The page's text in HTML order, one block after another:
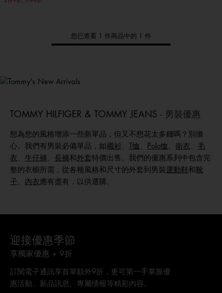
您已查看 1 件商品中的 1 件
TOMMY HILFIGER & TOMMY JEANS - 男裝優惠
想為您的風格增添一些新單品，但又不想花太多錢嗎？別擔
心。我們有男裝必備單品，如 襯衫 、 T恤 、 Polo恤 、 衛衣 、 毛
衣 、 牛仔褲 、 長褲和 外套特價出售。我們的優惠系列中包含完
整的衣櫥所需，從各種風格和尺寸的外套到男裝運動鞋和 靴
子 、 內衣 應有盡有，以供選購。
迎接優惠季節
享獨家優惠 + 9折
訂閱電子通訊享首單額外9折，更可第一手掌握優
惠活動、新品訊息、專屬情報等精彩內容。